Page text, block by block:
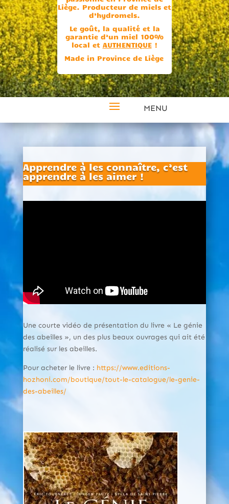
Liège. Producteur de miels et
d’hydromels.
Le goût, la qualité et la
garantie d’un miel 100%
local et AUTHENTIQUE!
Made in Province de Liège
Apprendre à les connaître, c’est
apprendre à les aimer !
Une courte vidéo de présentation du livre « Le génie
des abeilles », un des plus beaux ouvrages qui ait été
réalisé sur les abeilles.
Pour acheter le livre : https://www.editions-
hozhoni.com/boutique/tout-le-catalogue/le-genie-
des-abeilles/